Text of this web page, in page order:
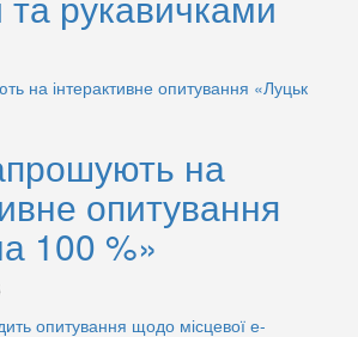
на
опитування
100 %»